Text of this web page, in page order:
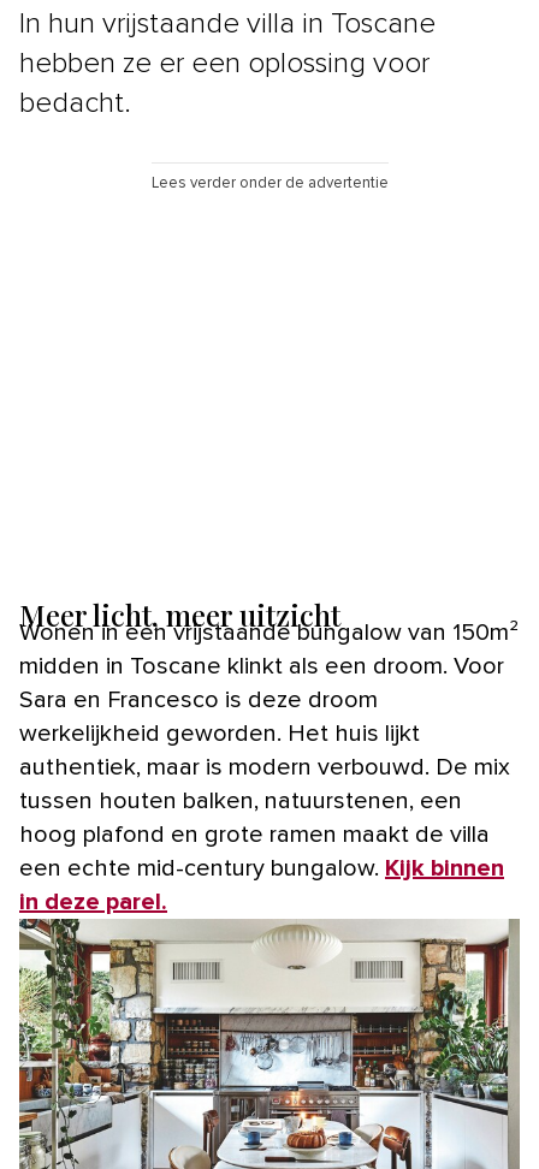
In hun vrijstaande villa in Toscane
hebben ze er een oplossing voor
bedacht.
Lees verder onder de advertentie
Meer licht, meer uitzicht
Wonen in een vrijstaande bungalow van 150m²
midden in Toscane klinkt als een droom. Voor
Sara en Francesco is deze droom
werkelijkheid geworden. Het huis lijkt
authentiek, maar is modern verbouwd. De mix
tussen houten balken, natuurstenen, een
hoog plafond en grote ramen maakt de villa
een echte mid-century bungalow. Kijk binnen
in deze parel.